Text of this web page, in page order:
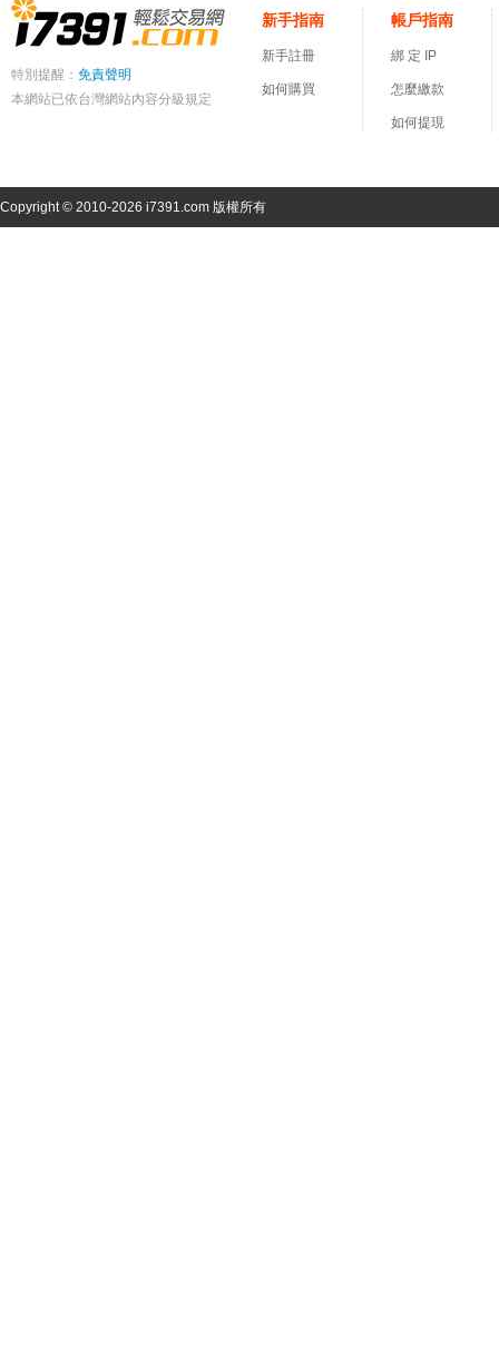
特別提醒： 免責聲明
本網站已依台灣網站內容分級規定
新手指南
新手註冊
如何購買
帳戶指南
綁 定 IP
怎麼繳款
如何提現
Copyright © 2010-2026 i7391.com 版權所有